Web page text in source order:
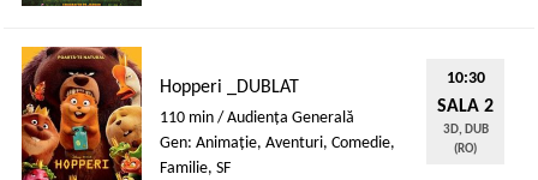
Hopperi _DUBLAT
110 min / Audienţa Generală
Gen: Animaţie, Aventuri, Comedie,
Familie, SF
10:30
SALA 2
3D, DUB
(RO)